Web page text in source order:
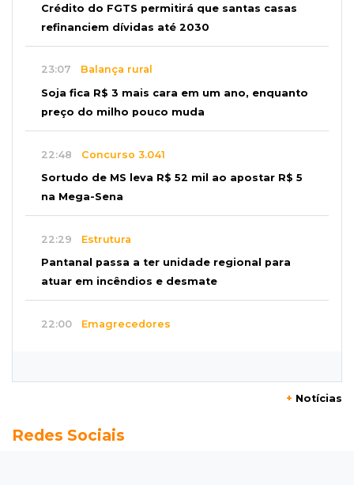
Crédito do FGTS permitirá que santas casas
refinanciem dívidas até 2030
23:07 Balança rural
Soja fica R$ 3 mais cara em um ano, enquanto
preço do milho pouco muda
22:48 Concurso 3.041
Sortudo de MS leva R$ 52 mil ao apostar R$ 5
na Mega-Sena
22:29 Estrutura
Pantanal passa a ter unidade regional para
atuar em incêndios e desmate
22:00 Emagrecedores
Granizo danifica telhados e plantações
+ Notícias
Redes Sociais